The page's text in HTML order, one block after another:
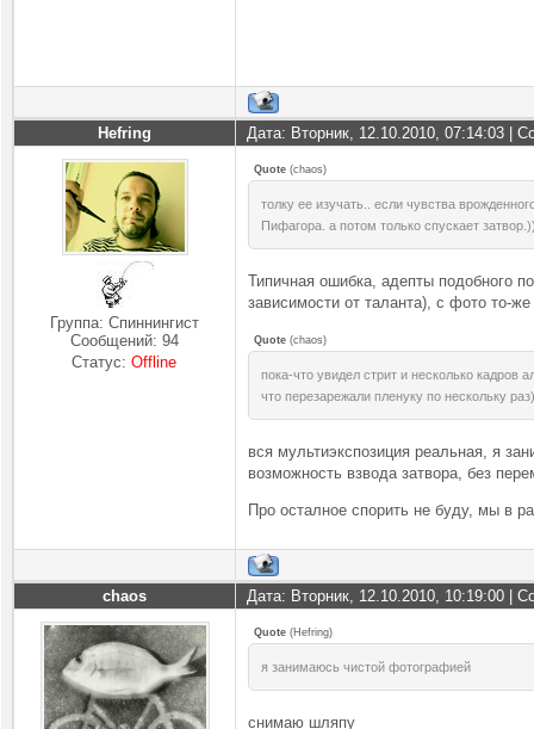
Hefring Дата: Вторник, 12.10.2010, 07:14:03 |
Группа: Спиннингист
Сообщений: 94
Статус:Offline
Quote (chaos)
толку ее изучать.. если чувства
Пифагора. а потом только спускает
Типичная ошибка, адепты подобного
зависимости от таланта), с фото то-
Quote (chaos)
пока-что увидел стрит и несколько
что перезарежали пленуку по нескольку
вся мультиэкспозиция реальная, я
возможность взвода затвора, без
Про осталное спорить не буду, мы в
chaos Дата: Вторник, 12.10.2010, 10:19:00 |
Quote (Hefring)
я занимаюсь чистой фотографией
снимаю шляпу